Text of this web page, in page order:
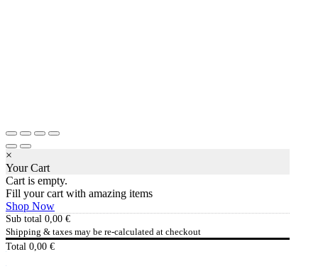
×
Your Cart
Cart is empty.
Fill your cart with amazing items
Shop Now
Sub total 0,00 €
Shipping & taxes may be re-calculated at checkout
Total 0,00 €